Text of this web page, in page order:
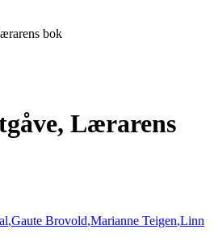
bok
Lærarens
,Gaute Brovold,Marianne Teigen,Linn